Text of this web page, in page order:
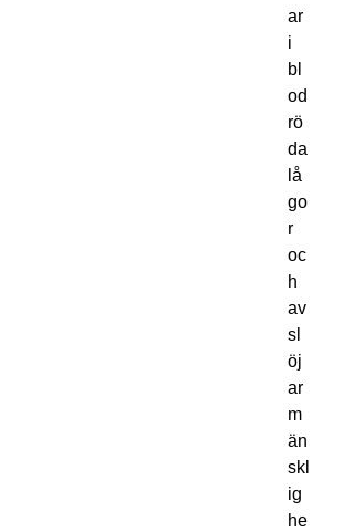
ar
i
bl
od
rö
da
lå
go
r
oc
h
av
sl
öj
ar
m
än
skl
ig
he